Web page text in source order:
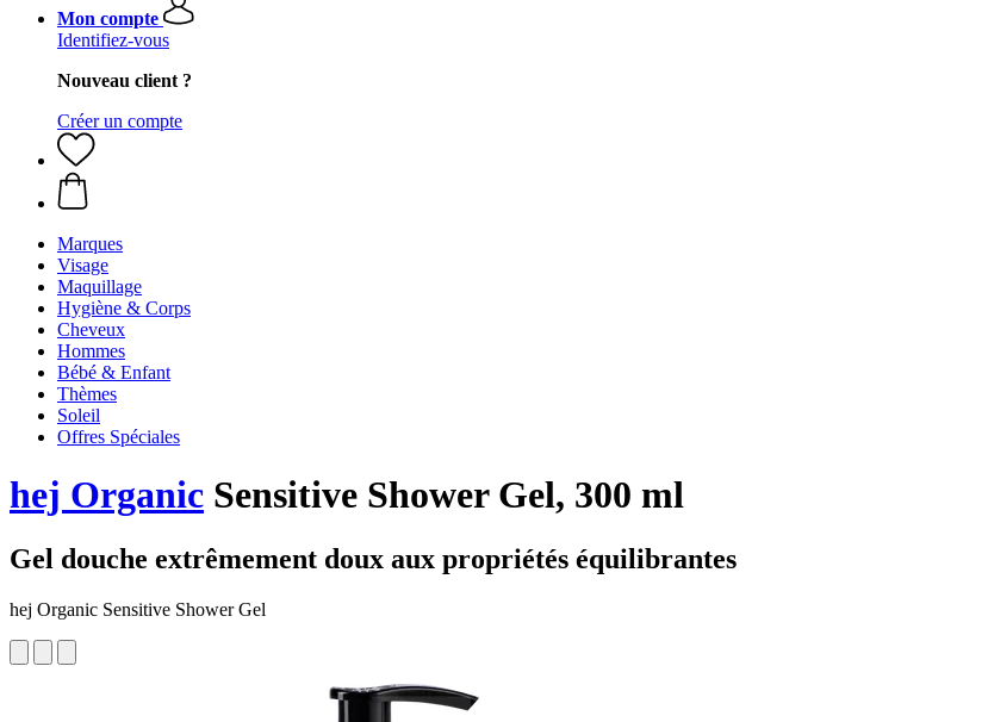
Mon compte
Identifiez-vous
Nouveau client ?
Créer un compte
Marques
Visage
Maquillage
Hygiène & Corps
Cheveux
Hommes
Bébé & Enfant
Thèmes
Soleil
Offres Spéciales
hej Organic Sensitive Shower Gel, 300 ml
Gel douche extrêmement doux aux propriétés équilibrantes
hej Organic Sensitive Shower Gel